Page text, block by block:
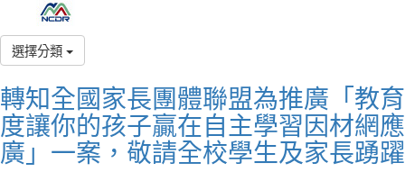
選擇分類
轉知全國家長團體聯盟為推廣「教
度讓你的孩子贏在自主學習因材網
廣」一案，敬請全校學生及家長踴